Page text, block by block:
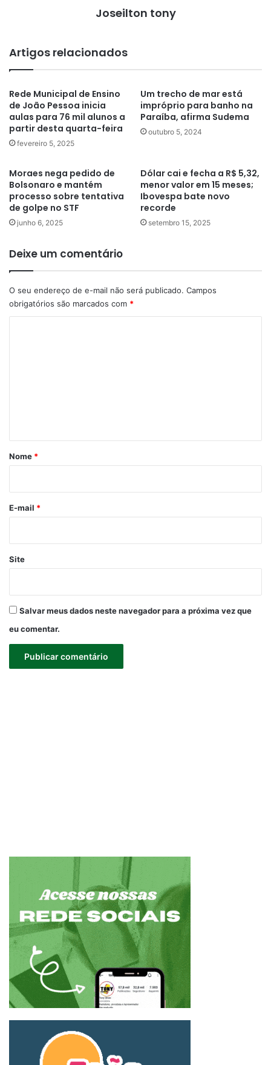
Joseilton tony
Artigos relacionados
Rede Municipal de Ensino
de João Pessoa inicia
aulas para 76 mil alunos a
partir desta quarta-feira
fevereiro 5, 2025
Um trecho de mar está
impróprio para banho na
Paraíba, afirma Sudema
outubro 5, 2024
Moraes nega pedido de
Bolsonaro e mantém
processo sobre tentativa
de golpe no STF
junho 6, 2025
Dólar cai e fecha a R$ 5,32,
menor valor em 15 meses;
Ibovespa bate novo
recorde
setembro 15, 2025
Deixe um comentário
O seu endereço de e-mail não será publicado. Campos
obrigatórios são marcados com *
r
*
Nome *
E-mail *
Site
Salvar meus dados neste navegador para a próxima vez que
eu comentar.